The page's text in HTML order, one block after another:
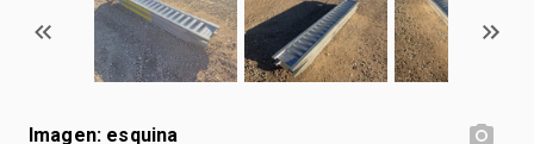
Imagen: esquina